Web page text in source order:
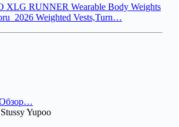
RUNNER Wearable Body Weights
Weighted Vests,Turn…
Обзор…
Yupoo